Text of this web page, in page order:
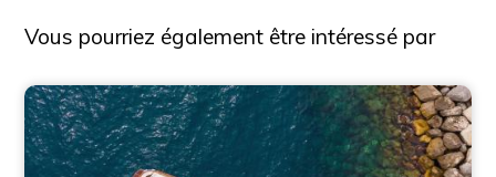
Vous pourriez également être intéressé par